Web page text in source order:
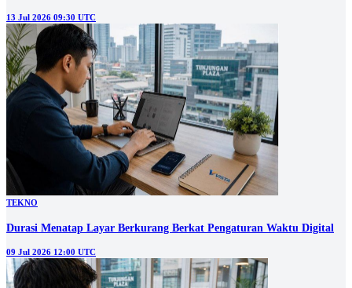
13 Jul 2026 09:30 UTC
TEKNO
Durasi Menatap Layar Berkurang Berkat Pengaturan Waktu Digital
09 Jul 2026 12:00 UTC